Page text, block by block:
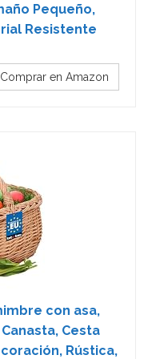
Pequeño,
Resistente
Comprar en Amazon
con asa,
Cesta
Rústica,